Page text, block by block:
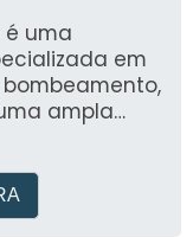
é uma
em
ampla